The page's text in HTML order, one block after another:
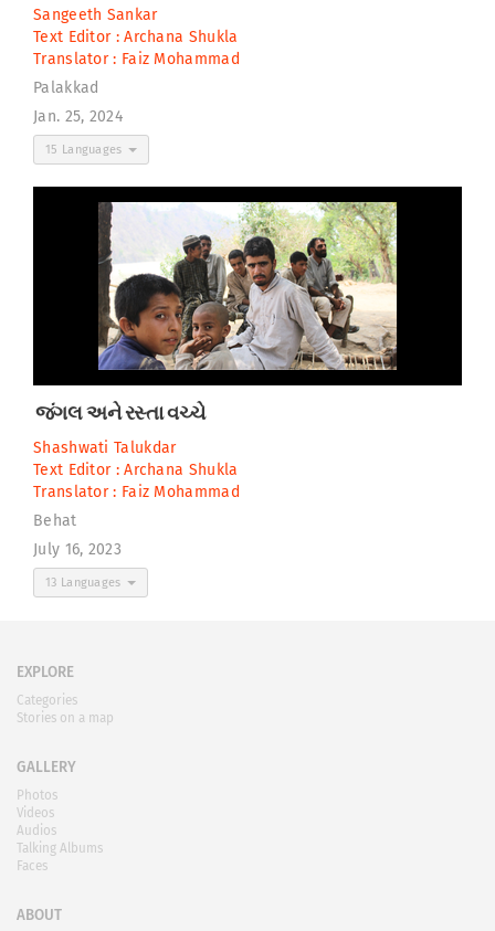
Sangeeth Sankar
Text Editor :Archana Shukla
Translator : Faiz Mohammad
Palakkad
Jan. 25, 2024
15 Languages
જંગલ અને રસ્તા વચ્ચે
Shashwati Talukdar
Text Editor :Archana Shukla
Translator : Faiz Mohammad
Behat
July 16, 2023
13 Languages
EXPLORE
Categories
Stories on a map
GALLERY
Photos
Videos
Audios
Talking Albums
Faces
ABOUT